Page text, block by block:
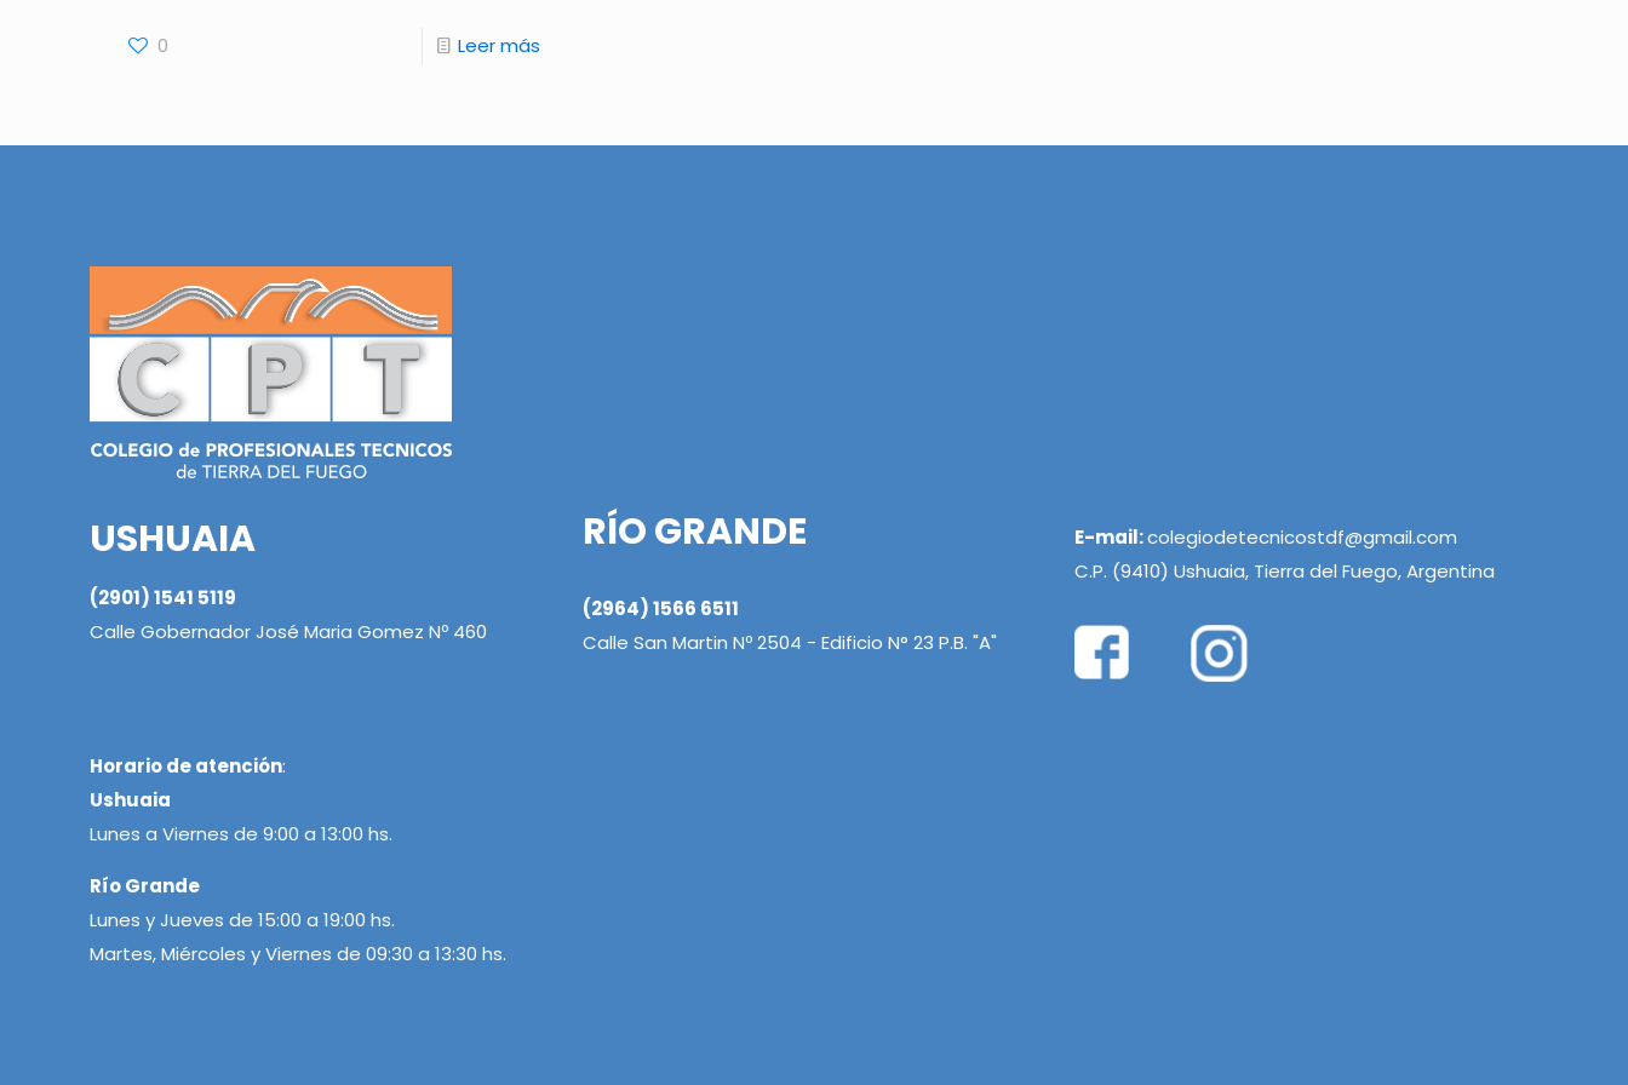
0 Leer más
USHUAIA
(2901) 1541 5119
Calle Gobernador José Maria Gomez Nº 460
Horario de atención:
Ushuaia
Lunes a Viernes de 9:00 a 13:00 hs.
Río Grande
Lunes y Jueves de 15:00 a 19:00 hs.
Martes, Miércoles y Viernes de 09:30 a 13:30 hs.
RÍO GRANDE
(2964) 1566 6511
Calle San Martin Nº 2504 - Edificio N° 23 P.B. "A"
E-mail:colegiodetecnicostdf@gmail.com
C.P. (9410) Ushuaia, Tierra del Fuego, Argentina